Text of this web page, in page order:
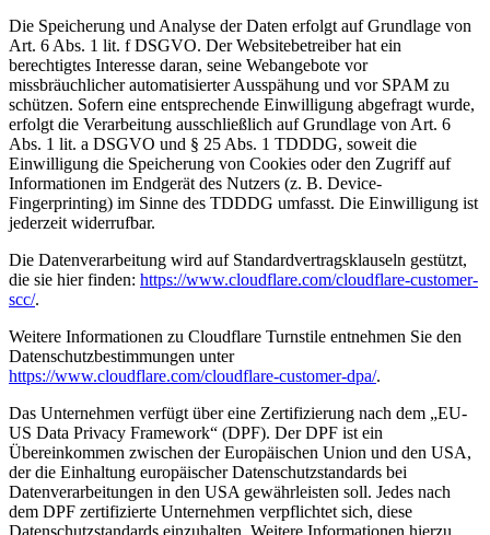
Die Speicherung und Analyse der Daten erfolgt auf Grundlage von
Art. 6 Abs. 1 lit. f DSGVO. Der Websitebetreiber hat ein
berechtigtes Interesse daran, seine Webangebote vor
missbräuchlicher automatisierter Ausspähung und vor SPAM zu
schützen. Sofern eine entsprechende Einwilligung abgefragt wurde,
erfolgt die Verarbeitung ausschließlich auf Grundlage von Art. 6
Abs. 1 lit. a DSGVO und § 25 Abs. 1 TDDDG, soweit die
Einwilligung die Speicherung von Cookies oder den Zugriff auf
Informationen im Endgerät des Nutzers (z. B. Device-
Fingerprinting) im Sinne des TDDDG umfasst. Die Einwilligung ist
jederzeit widerrufbar.
Die Datenverarbeitung wird auf Standardvertragsklauseln gestützt,
die sie hier finden: https://www.cloudflare.com/cloudflare-customer-
scc/.
Weitere Informationen zu Cloudflare Turnstile entnehmen Sie den
Datenschutzbestimmungen unter
https://www.cloudflare.com/cloudflare-customer-dpa/.
Das Unternehmen verfügt über eine Zertifizierung nach dem „EU-
US Data Privacy Framework“ (DPF). Der DPF ist ein
Übereinkommen zwischen der Europäischen Union und den USA,
der die Einhaltung europäischer Datenschutzstandards bei
Datenverarbeitungen in den USA gewährleisten soll. Jedes nach
dem DPF zertifizierte Unternehmen verpflichtet sich, diese
Datenschutzstandards einzuhalten. Weitere Informationen hierzu